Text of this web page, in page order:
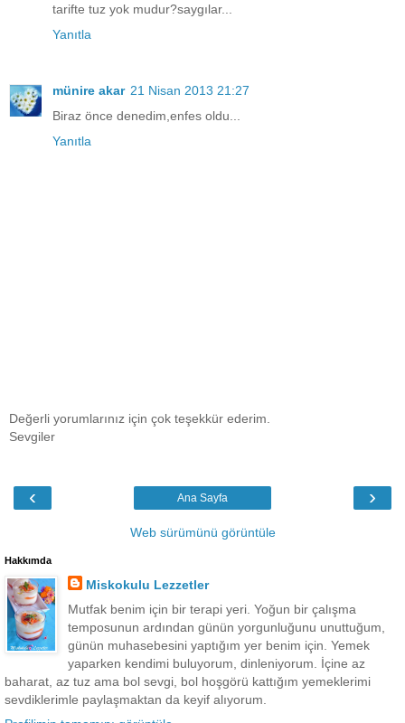
tarifte tuz yok mudur?saygılar...
Yanıtla
münire akar 21 Nisan 2013 21:27
Biraz önce denedim,enfes oldu...
Yanıtla
Değerli yorumlarınız için çok teşekkür ederim.
Sevgiler
‹ ›
Ana Sayfa
Web sürümünü görüntüle
Hakkımda
Miskokulu Lezzetler
Mutfak benim için bir terapi yeri. Yoğun bir çalışma
temposunun ardından günün yorgunluğunu unuttuğum,
günün muhasebesini yaptığım yer benim için. Yemek
yaparken kendimi buluyorum, dinleniyorum. İçine az
baharat, az tuz ama bol sevgi, bol hoşgörü kattığım yemeklerimi
sevdiklerimle paylaşmaktan da keyif alıyorum.